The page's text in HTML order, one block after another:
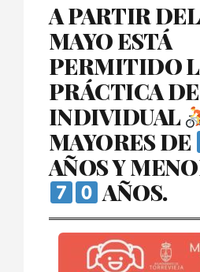
A PARTIR
MAYO ESTÁ
PERMITIDO
PRÁCTICA
INDIVIDUAL
MAYORES DE
AÑOS Y
AÑOS.